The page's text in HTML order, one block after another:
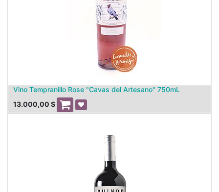
Vino Tempranillo Rose "Cavas del Artesano" 750mL
13.000,00 $